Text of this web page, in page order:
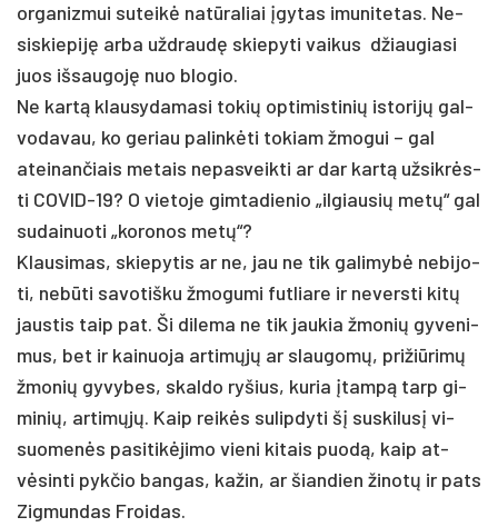
or­ga­niz­mui su­teikė natū­ra­liai įgy­tas imu­ni­te­tas. Ne­
sis­kie­piję ar­ba užd­raudę skie­py­ti vai­kus džiau­gia­si
juos iš­sau­goję nuo blo­gio.
Ne kartą klau­sy­da­ma­si to­kių op­ti­mis­ti­nių is­to­rijų gal­
vo­da­vau, ko ge­riau pa­linkė­ti to­kiam žmo­gui – gal
atei­nan­čiais me­tais ne­pas­veik­ti ar dar kartą už­sikrės­
ti CO­VID-19? O vie­to­je gim­ta­die­nio „il­giau­sių metų“ gal
su­dai­nuo­ti „ko­ro­nos metų“?
Klau­si­mas, skie­py­tis ar ne, jau ne tik ga­li­mybė ne­bi­jo­
ti, ne­būti sa­vo­tiš­ku žmo­gu­mi fut­lia­re ir ne­vers­ti kitų
jaus­tis taip pat. Ši di­le­ma ne tik jau­kia žmo­nių gy­ve­ni­
mus, bet ir kai­nuo­ja ar­timųjų ar slau­gomų, pri­žiū­rimų
žmo­nių gy­vy­bes, skal­do ry­šius, ku­ria įtampą tarp gi­
mi­nių, ar­timųjų. Kaip reikės su­lip­dy­ti šį su­ski­lusį vi­
suo­menės pa­si­tikė­ji­mo vie­ni ki­tais puodą, kaip at­
vėsin­ti pyk­čio ban­gas, ka­žin, ar šian­dien ži­notų ir pa­ts
Zig­mun­das Froi­das.